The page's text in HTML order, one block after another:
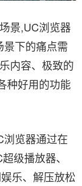
景,UC浏览器
下的痛点需
内容、极致的
种好用的功能
览器通过在
级播放器、
乐、解压放松